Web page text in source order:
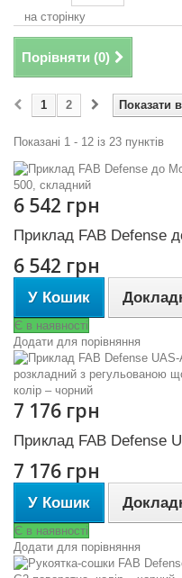
на сторінку
Порівняти (0)
Показати
1 2
Показані 1 - 12 із 23 пунктів
6 542 грн
Приклад FAB Defense
6 542 грн
У Кошик
Є в наявності
Додати для порівняння
7 176 грн
Приклад FAB Defense
7 176 грн
У Кошик
Є в наявності
Додати для порівняння